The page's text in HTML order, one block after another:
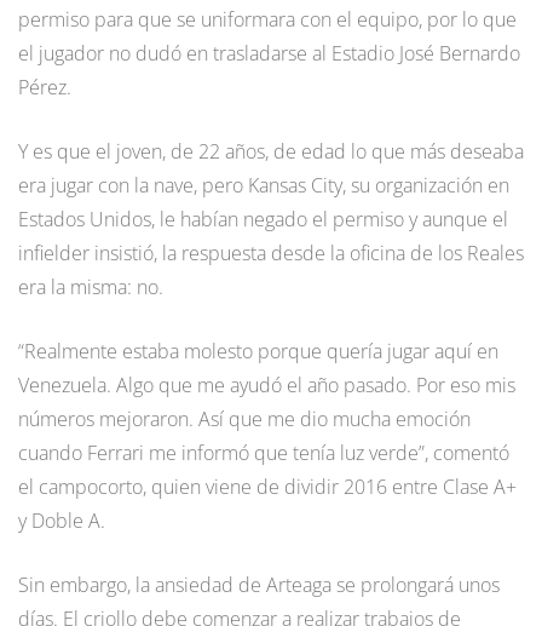
permiso para que se uniformara con el equipo, por lo que
el jugador no dudó en trasladarse al Estadio José Bernardo
Pérez.
Y es que el joven, de 22 años, de edad lo que más deseaba
era jugar con la nave, pero Kansas City, su organización en
Estados Unidos, le habían negado el permiso y aunque el
infielder insistió, la respuesta desde la oficina de los Reales
era la misma: no.
“Realmente estaba molesto porque quería jugar aquí en
Venezuela. Algo que me ayudó el año pasado. Por eso mis
números mejoraron. Así que me dio mucha emoción
cuando Ferrari me informó que tenía luz verde”, comentó
el campocorto, quien viene de dividir 2016 entre Clase A+
y Doble A.
Sin embargo, la ansiedad de Arteaga se prolongará unos
días. El criollo debe comenzar a realizar trabajos de